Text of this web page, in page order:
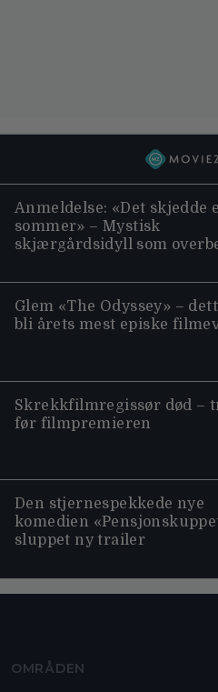
Anmeldelse: «Det skjedde
sommer» – Mystisk
skjærgårdsidyll som
Glem «The Odyssey» –
bli årets mest episke
Skrekkfilmregissør død –
før filmpremieren
Den stjernespekkede nye
komedien
sluppet ny trailer
OMRÅDEN